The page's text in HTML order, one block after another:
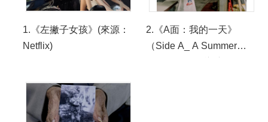
1.《左撇子女孩》(來源：
Netflix)
2.《A面：我的一天》
（Side A_ A Summer